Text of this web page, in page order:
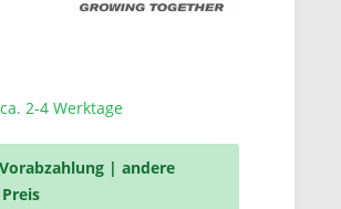
2-4 Werktage
| andere